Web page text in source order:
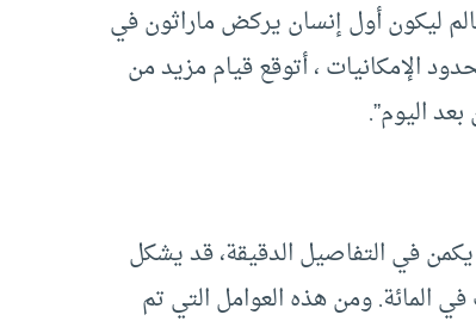
ليكون أول إنسان يركض ماراثون في
الإمكانيات ، أتوقع قيام مزيد من
اليوم”.
في التفاصيل الدقيقة، قد يشكل
ومن هذه العوامل التي تم